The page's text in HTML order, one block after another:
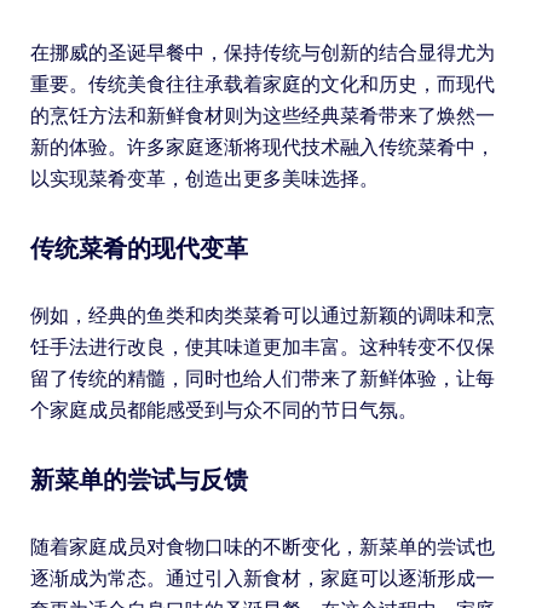
在挪威的圣诞早餐中，保持传统与创新的结合显得尤为
重要。传统美食往往承载着家庭的文化和历史，而现代
的烹饪方法和新鲜食材则为这些经典菜肴带来了焕然一
新的体验。许多家庭逐渐将现代技术融入传统菜肴中，
以实现菜肴变革，创造出更多美味选择。
传统菜肴的现代变革
例如，经典的鱼类和肉类菜肴可以通过新颖的调味和烹
饪手法进行改良，使其味道更加丰富。这种转变不仅保
留了传统的精髓，同时也给人们带来了新鲜体验，让每
个家庭成员都能感受到与众不同的节日气氛。
新菜单的尝试与反馈
随着家庭成员对食物口味的不断变化，新菜单的尝试也
逐渐成为常态。通过引入新食材，家庭可以逐渐形成一